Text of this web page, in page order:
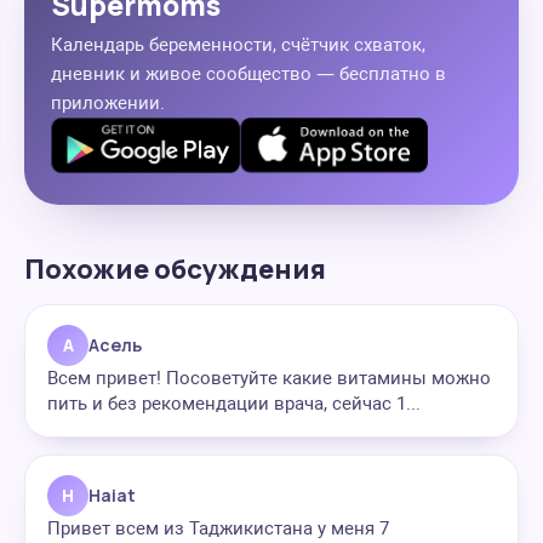
Календарь беременности, счётчик схваток,
дневник и живое сообщество — бесплатно в
приложении.
Похожие обсуждения
А Асель
Всем привет! Посоветуйте какие витамины можно
пить и без рекомендации врача, сейчас 1...
H Haiat
Привет всем из Таджикистана у меня 7